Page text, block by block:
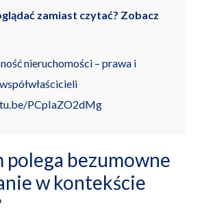
zamiast czytać? Zobacz
nieruchomości – prawa i
PCpIaZO2dMg
polega bezumowne
w kontekście